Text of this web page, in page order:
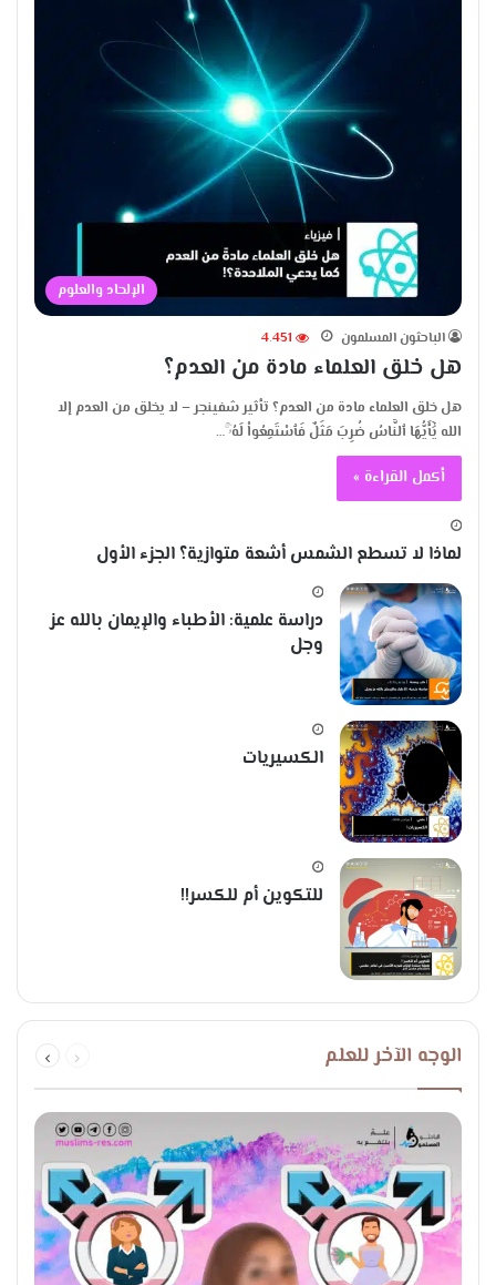
الإلحاد والعلوم
الباحثون المسلمون 4٬451
هل خلق العلماء مادة من العدم؟
هل خلق العلماء مادة من العدم؟ تأثير شفينجر – لا يخلق من العدم إلا
الله يَٰٓأَيُّهَا ٱلنَّاسُ ضُرِبَ مَثَلٌ فَٱسْتَمِعُواْ لَهُۥٓ ۚ…
أكمل القراءة »
لماذا لا تسطع الشمس أشعة متوازية؟ الجزء الأول
دراسة علمية: الأطباء والإيمان بالله عز
وجل
الكسيريات
للتكوين أم للكسر!!
الوجه الآخر للعلم
الصفحة